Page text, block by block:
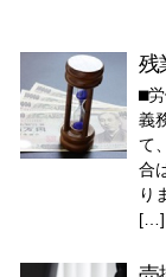
残
⬛︎
義
て
合
り
[…]